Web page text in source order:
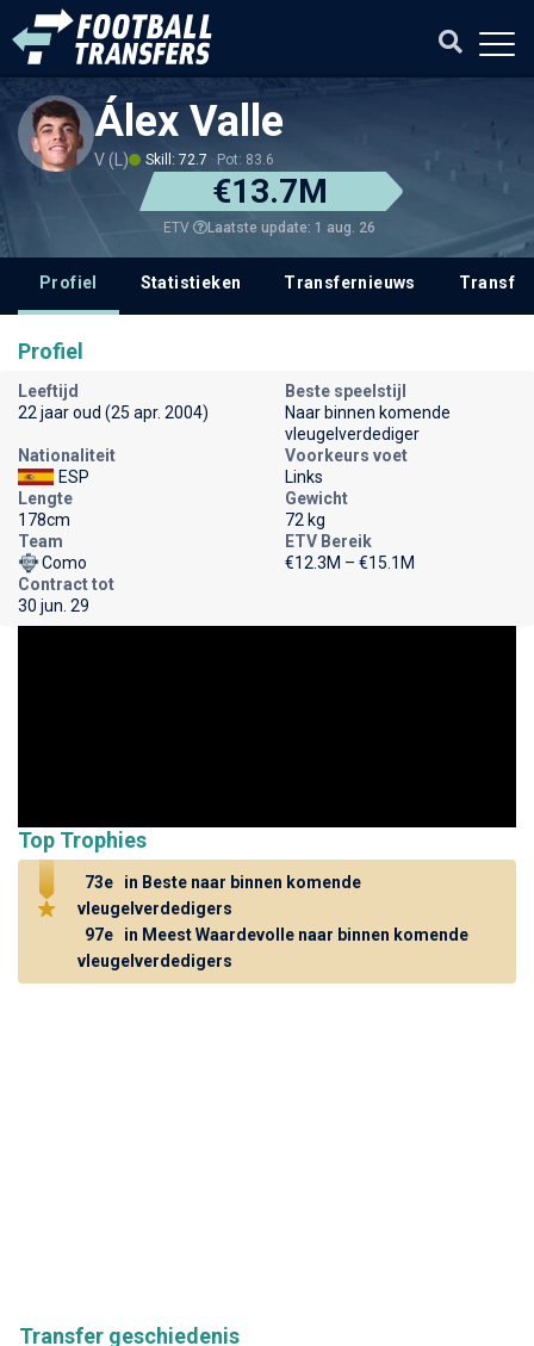
Álex Valle
V (L) Skill: 72.7 Pot: 83.6
€13.7M
ETV Laatste update: 1 aug. 26
Profiel Statistieken Transfernieuws
Transfer geschiedenis
Profiel
Leeftijd
22 jaar oud (25 apr. 2004)
Beste speelstijl
Naar binnen komende
vleugelverdediger
Nationaliteit
ESP
Voorkeurs voet
Links
Lengte
178cm
Gewicht
72 kg
Team
Como
ETV Bereik
€12.3M – €15.1M
Contract tot
30 jun. 29
Top Trophies
73e
in Beste naar binnen komende
vleugelverdedigers
97e
in Meest Waardevolle naar binnen komende
vleugelverdedigers